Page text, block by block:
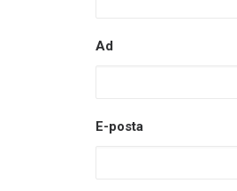
Ad
E-posta